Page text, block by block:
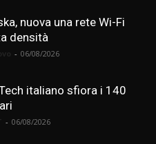
nuova una rete Wi-Fi
densità
- 06/08/2026
italiano sfiora i 140
- 06/08/2026